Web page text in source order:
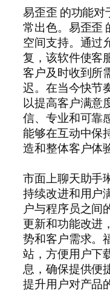
易歪歪 的功能
常出色。易歪歪
空间支持。通过
复，该软件使客
客户及时收到所
迟。在当今快节
以提高客户满意
信、专业和可靠
能够在互动中保
造和整体客户体
市面上聊天助手
持续改进和用户
户与程序员之间
更新和功能改进
势和客户需求。
站，方便用户下
息，确保提供便
提升用户对产品